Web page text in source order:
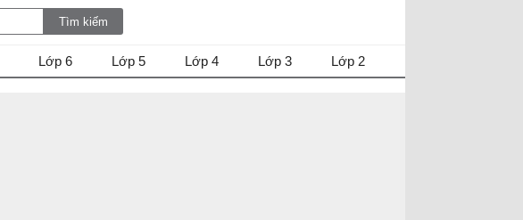
Lớp 6 Lớp 5 Lớp 4 Lớp 3 Lớp 2